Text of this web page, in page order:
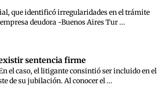
que identificó irregularidades en el trámite
deudora -Buenos Aires Tur ...
sentencia firme
el caso, el litigante consintió ser incluido en el
de su jubilación. Al conocer el ...